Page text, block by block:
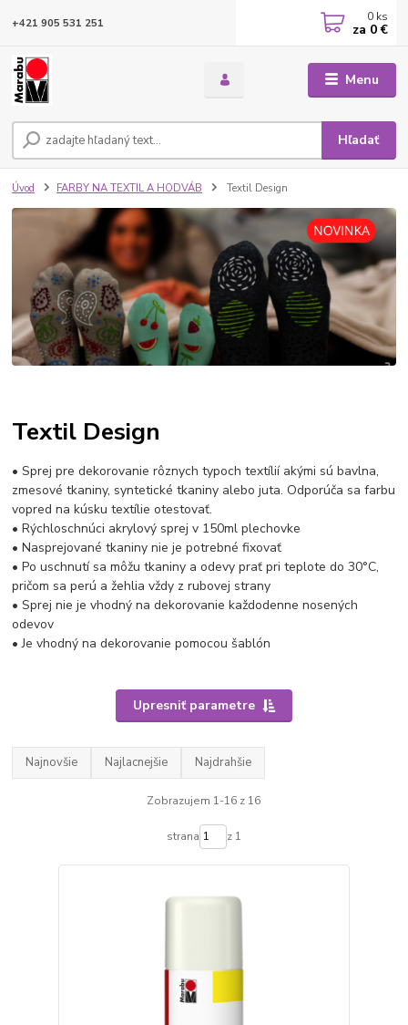
Menu
Hľadať
+421 905 531 251 0 ks
za 0 €
Úvod FARBY NA TEXTIL A HODVÁB Textil Design
Textil Design
• Sprej pre dekorovanie rôznych typoch textílií akými sú bavlna,
zmesové tkaniny, syntetické tkaniny alebo juta. Odporúča sa farbu
vopred na kúsku textílie otestovať.
• Rýchloschnúci akrylový sprej v 150ml plechovke
• Nasprejované tkaniny nie je potrebné fixovať
• Po uschnutí sa môžu tkaniny a odevy prať pri teplote do 30°C,
pričom sa perú a žehlia vždy z rubovej strany
• Sprej nie je vhodný na dekorovanie každodenne nosených
odevov
• Je vhodný na dekorovanie pomocou šablón
Upresniť parametre
Najnovšie Najlacnejšie Najdrahšie
Zobrazujem 1-16 z 16
strana z 1